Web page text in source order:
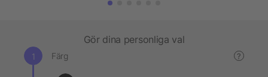
Gör dina personliga val
Färg ?